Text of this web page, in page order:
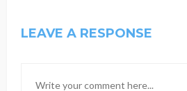
LEAVE A RESPONSE